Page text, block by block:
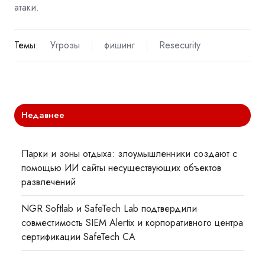
атаки.
Темы: Угрозы фишинг Resecurity
Недавнее
Парки и зоны отдыха: злоумышленники создают с
помощью ИИ сайты несуществующих объектов
развлечений
NGR Softlab и SafeTech Lab подтвердили
совместимость SIEM Alertix и корпоративного центра
сертификации SafeTech CA